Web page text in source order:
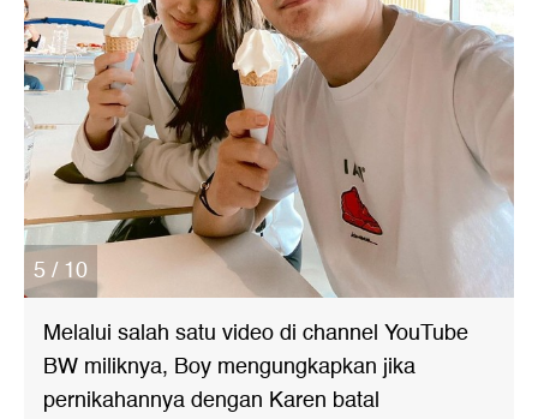
5 / 10
Melalui salah satu video di channel YouTube
BW miliknya, Boy mengungkapkan jika
pernikahannya dengan Karen batal